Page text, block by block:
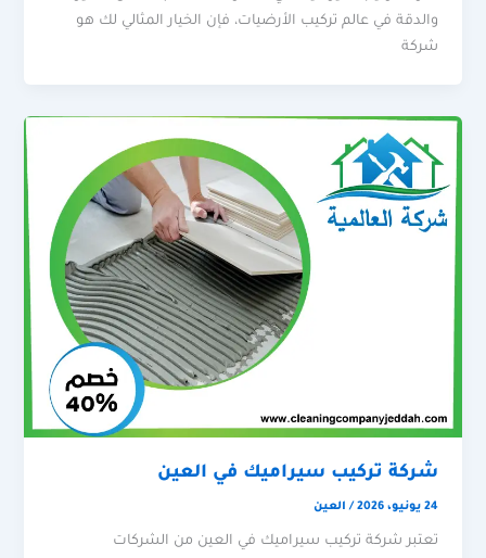
والدقة في عالم تركيب الأرضيات، فإن الخيار المثالي لك هو
شركة
شركة تركيب سيراميك في العين
24 يونيو، 2026 / العين
تعتبر شركة تركيب سيراميك في العين من الشركات